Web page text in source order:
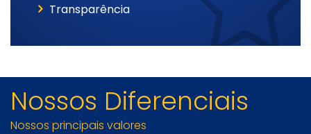
Transparência
Nossos Diferenciais
Nossos principais valores